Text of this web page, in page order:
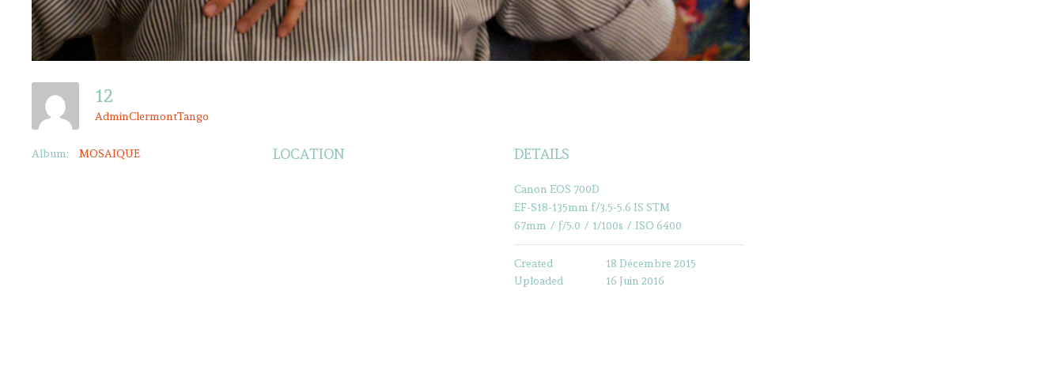
12
AdminClermontTango
Album: MOSAIQUE LOCATION DETAILS
Canon EOS 700D
EF-S18-135mm f/3.5-5.6 IS STM
67mm / ƒ/5.0 / 1/100s / ISO 6400
Created
18 Décembre 2015
Uploaded
16 Juin 2016